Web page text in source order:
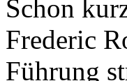
Schon
Frederic
Führung